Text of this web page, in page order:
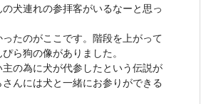
犬連れの参拝客がいるなーと思っ
たのがここです。階段を上がって
ら狗の像がありました。
の為に犬が代参したという伝説が
んには犬と一緒にお参りができる